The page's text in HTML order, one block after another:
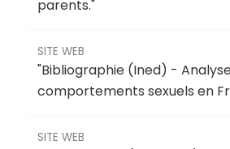
parents."
SITE WEB
"Bibliographie (Ined) -
comportements sexuels en
SITE WEB